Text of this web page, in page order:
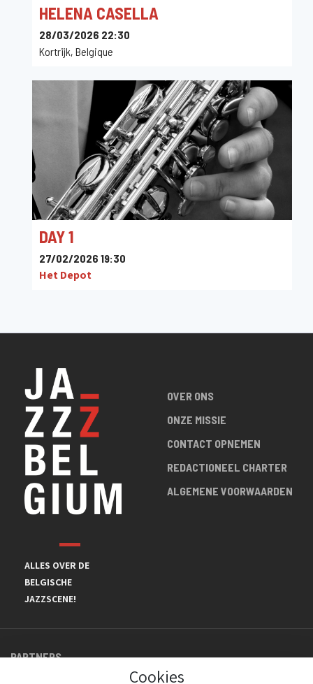
HELENA CASELLA
28/03/2026 22:30
Kortrijk, Belgique
DAY 1
27/02/2026 19:30
Het Depot
ALLES OVER DE
BELGISCHE
JAZZSCENE!
OVER ONS
ONZE MISSIE
CONTACT OPNEMEN
REDACTIONEEL CHARTER
ALGEMENE VOORWAARDEN
PARTNERS
Cookies